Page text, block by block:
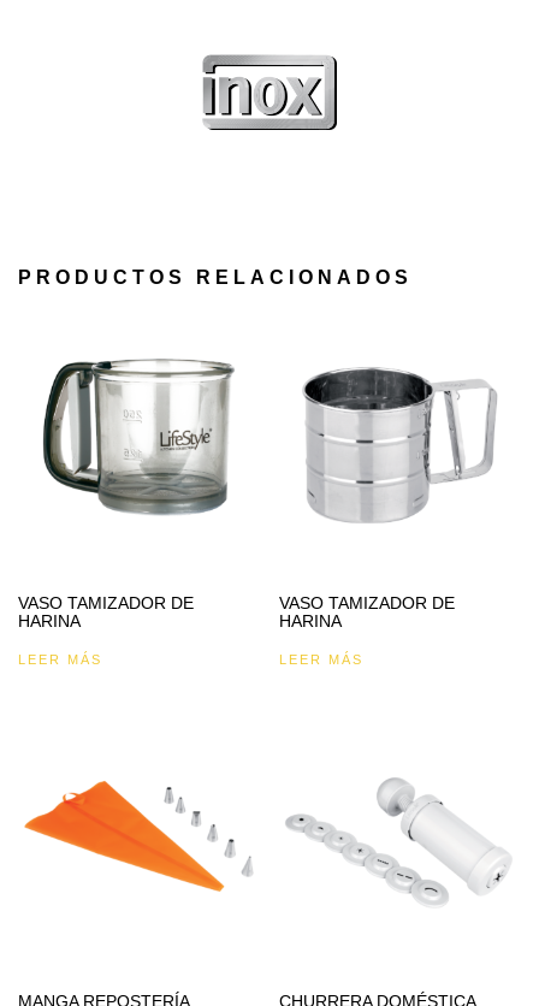
PRODUCTOS RELACIONADOS
VASO TAMIZADOR DE
HARINA
LEER MÁS
VASO TAMIZADOR DE
HARINA
LEER MÁS
MANGA REPOSTERÍA CHURRERA DOMÉSTICA